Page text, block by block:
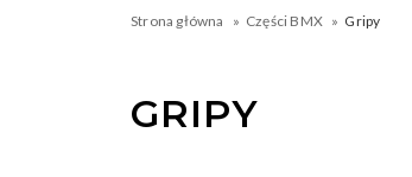
Strona główna Części BMX Gripy
GRIPY